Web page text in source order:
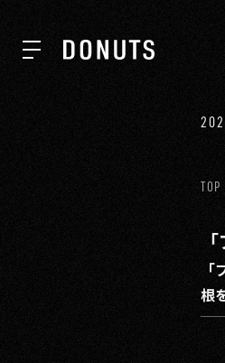
ABOUT
TOP
根